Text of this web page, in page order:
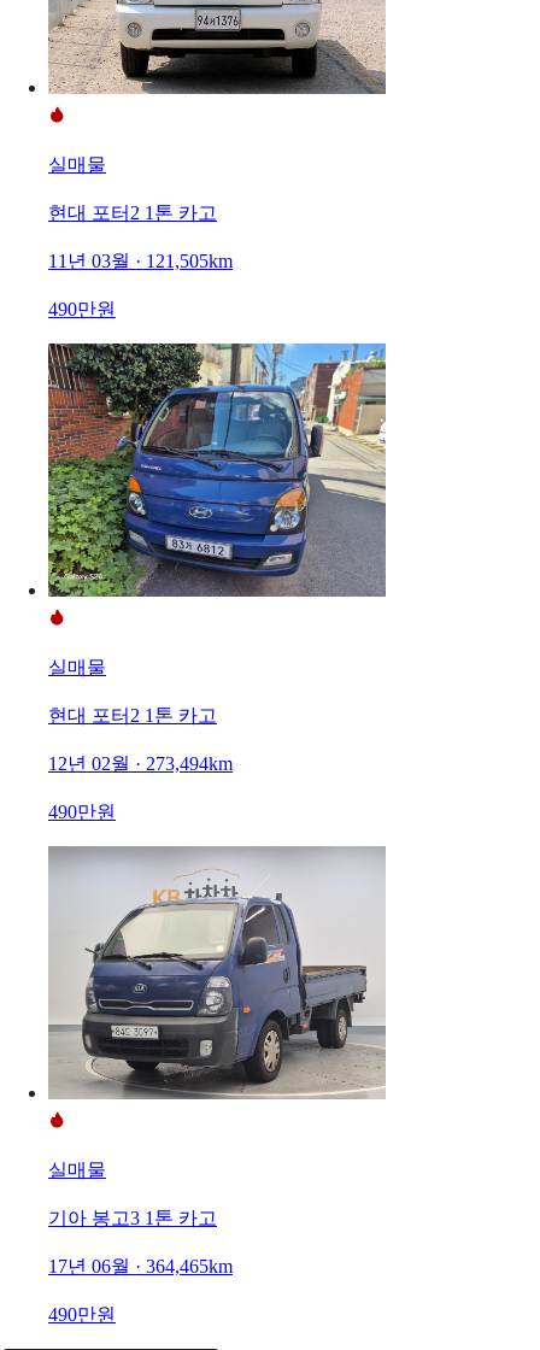
실매물
현대 포터2 1톤 카고
11년 03월 · 121,505km
490만원
실매물
현대 포터2 1톤 카고
12년 02월 · 273,494km
490만원
실매물
기아 봉고3 1톤 카고
17년 06월 · 364,465km
490만원